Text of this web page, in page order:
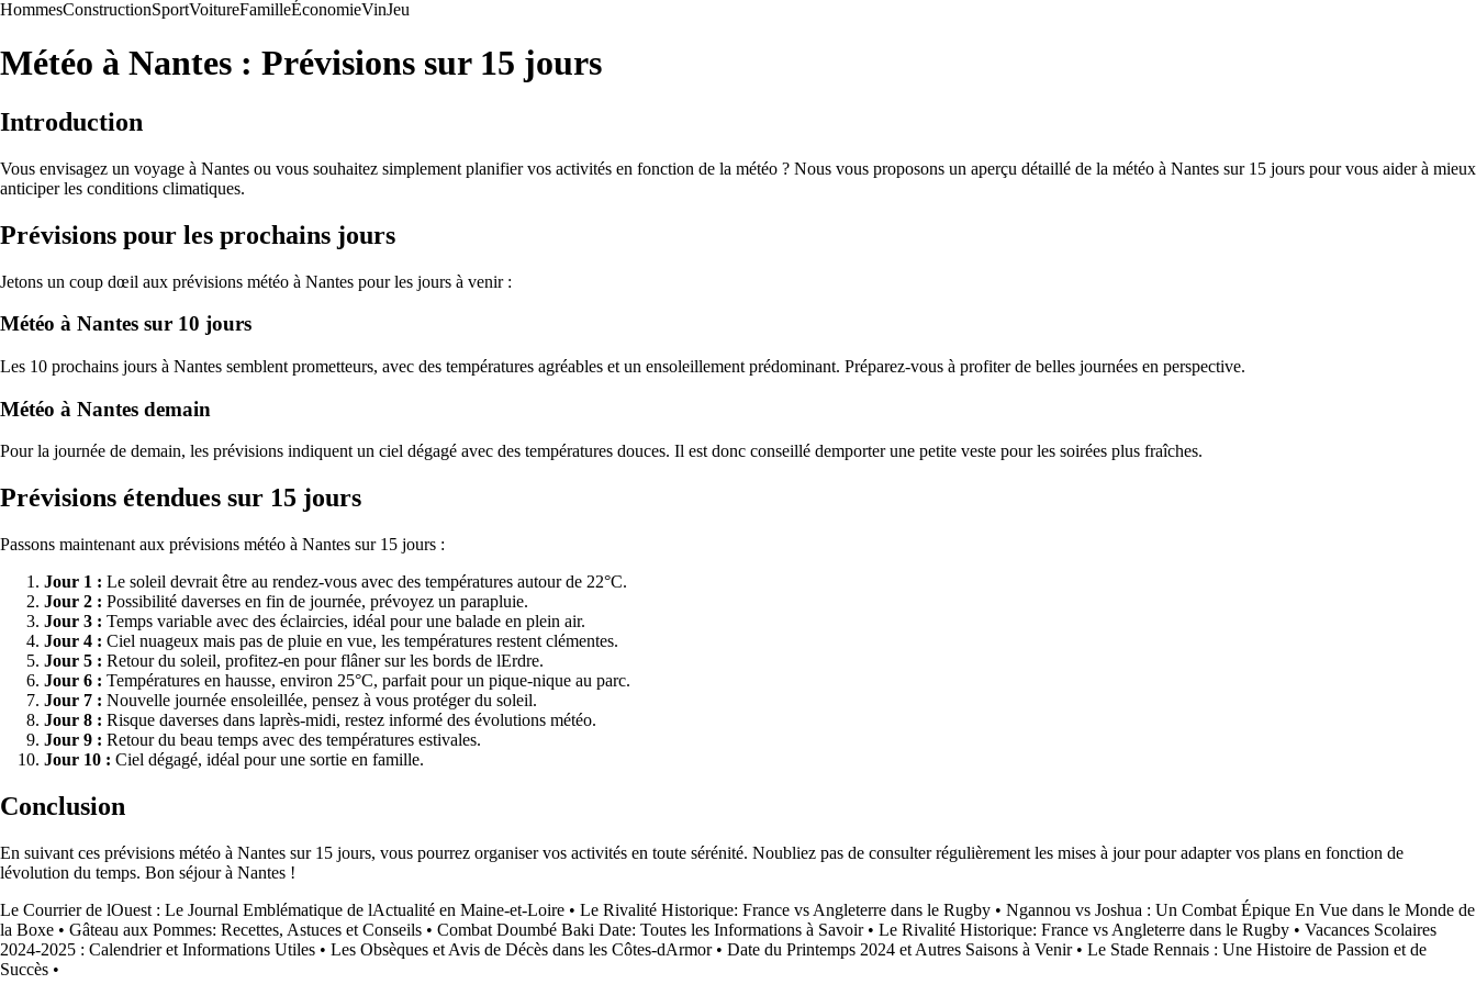
HommesConstructionSportVoitureFamilleÉconomieVinJeu
Météo à Nantes : Prévisions sur 15 jours
Introduction
Vous envisagez un voyage à Nantes ou vous souhaitez simplement planifier vos activités en fonction de la météo ? Nous vous proposons un aperçu détaillé de la météo à Nantes sur 15 jours pour vous aider à mieux
anticiper les conditions climatiques.
Prévisions pour les prochains jours
Jetons un coup dœil aux prévisions météo à Nantes pour les jours à venir :
Météo à Nantes sur 10 jours
Les 10 prochains jours à Nantes semblent prometteurs, avec des températures agréables et un ensoleillement prédominant. Préparez-vous à profiter de belles journées en perspective.
Météo à Nantes demain
Pour la journée de demain, les prévisions indiquent un ciel dégagé avec des températures douces. Il est donc conseillé demporter une petite veste pour les soirées plus fraîches.
Prévisions étendues sur 15 jours
Passons maintenant aux prévisions météo à Nantes sur 15 jours :
Jour 1 : Le soleil devrait être au rendez-vous avec des températures autour de 22°C.
Jour 2 : Possibilité daverses en fin de journée, prévoyez un parapluie.
Jour 3 : Temps variable avec des éclaircies, idéal pour une balade en plein air.
Jour 4 : Ciel nuageux mais pas de pluie en vue, les températures restent clémentes.
Jour 5 : Retour du soleil, profitez-en pour flâner sur les bords de lErdre.
Jour 6 : Températures en hausse, environ 25°C, parfait pour un pique-nique au parc.
Jour 7 : Nouvelle journée ensoleillée, pensez à vous protéger du soleil.
Jour 8 : Risque daverses dans laprès-midi, restez informé des évolutions météo.
Jour 9 : Retour du beau temps avec des températures estivales.
Jour 10 : Ciel dégagé, idéal pour une sortie en famille.
Conclusion
En suivant ces prévisions météo à Nantes sur 15 jours, vous pourrez organiser vos activités en toute sérénité. Noubliez pas de consulter régulièrement les mises à jour pour adapter vos plans en fonction de
lévolution du temps. Bon séjour à Nantes !
Le Courrier de lOuest : Le Journal Emblématique de lActualité en Maine-et-Loire • Le Rivalité Historique: France vs Angleterre dans le Rugby • Ngannou vs Joshua : Un Combat Épique En Vue dans le Monde de
la Boxe • Gâteau aux Pommes: Recettes, Astuces et Conseils • Combat Doumbé Baki Date: Toutes les Informations à Savoir• Le Rivalité Historique: France vs Angleterre dans le Rugby • Vacances Scolaires
2024-2025 : Calendrier et Informations Utiles • Les Obsèques et Avis de Décès dans les Côtes-dArmor• Date du Printemps 2024 et Autres Saisons à Venir• Le Stade Rennais : Une Histoire de Passion et de
Succès •